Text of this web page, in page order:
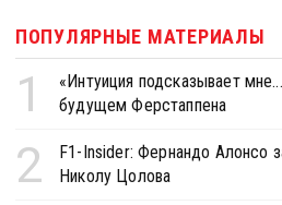
ПОПУЛЯРНЫЕ МАТЕРИАЛЫ
1
«Интуиция подсказывает
будущем Ферстаппена
2
F1-Insider: Фернандо Алонсо
Николу Цолова